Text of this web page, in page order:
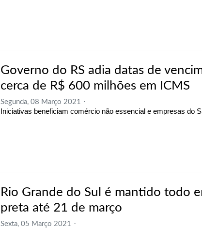
Governo do RS adia datas de
cerca de R$ 600 milhões em ICMS
Segunda, 08 Março 2021
Iniciativas beneficiam comércio não essencial e empresas do
Rio Grande do Sul é mantido todo
preta até 21 de março
Sexta, 05 Março 2021